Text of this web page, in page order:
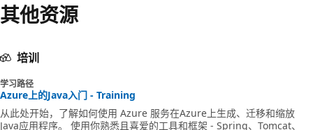
其他资源
培训
学习路径
Azure上的Java入门 - Training
从此处开始，了解如何使用 Azure 服务在Azure上生成、迁移和缩放
Java应用程序。 使用你熟悉且喜爱的工具和框架 - Spring、Tomcat、